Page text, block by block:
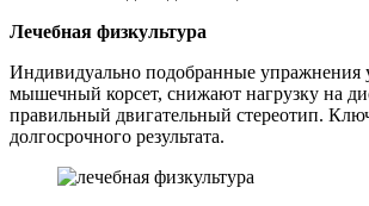
Лечебная физкультура
Индивидуально подобранные упражнения
мышечный корсет, снижают нагрузку на
правильный двигательный стереотип.
долгосрочного результата.